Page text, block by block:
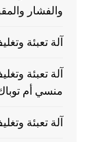
والفشار
آلة تعبئة
آلة تعبئة
منسي أم
آلة تعبئة